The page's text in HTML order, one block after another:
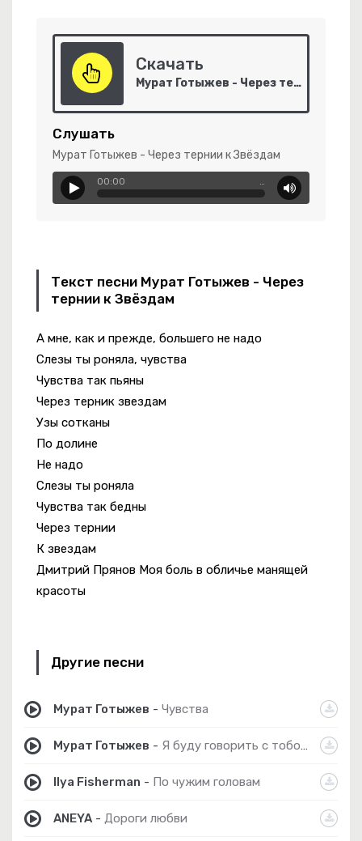
Скачать
Мурат Готыжев - Через тернии к Звёздам
Слушать
Мурат Готыжев - Через тернии к Звёздам
00:00 …
Текст песни Мурат Готыжев - Через
тернии к Звёздам
А мне, как и прежде, большего не надо
Слезы ты роняла, чувства
Чувства так пьяны
Через терник звездам
Узы сотканы
По долине
Не надо
Слезы ты роняла
Чувства так бедны
Через тернии
К звездам
Дмитрий Прянов Моя боль в обличье манящей
красоты
Другие песни
Мурат Готыжев - Чувства
Мурат Готыжев - Я буду говорить с тобой через Песни
Ilya Fisherman - По чужим головам
ANEYA - Дороги любви
На Чай
Взглядом (2026 Version)
Мама Russia
С Мёдом
Крыма